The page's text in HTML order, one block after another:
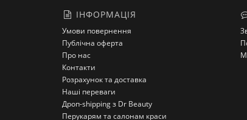
ІНФОРМАЦІЯ
Умови повернення
Публічна оферта
Про нас
Контакти
Розрахунок та доставка
Наші переваги
Дроп-shipping з Dr Beauty
Перукарям та салонам краси